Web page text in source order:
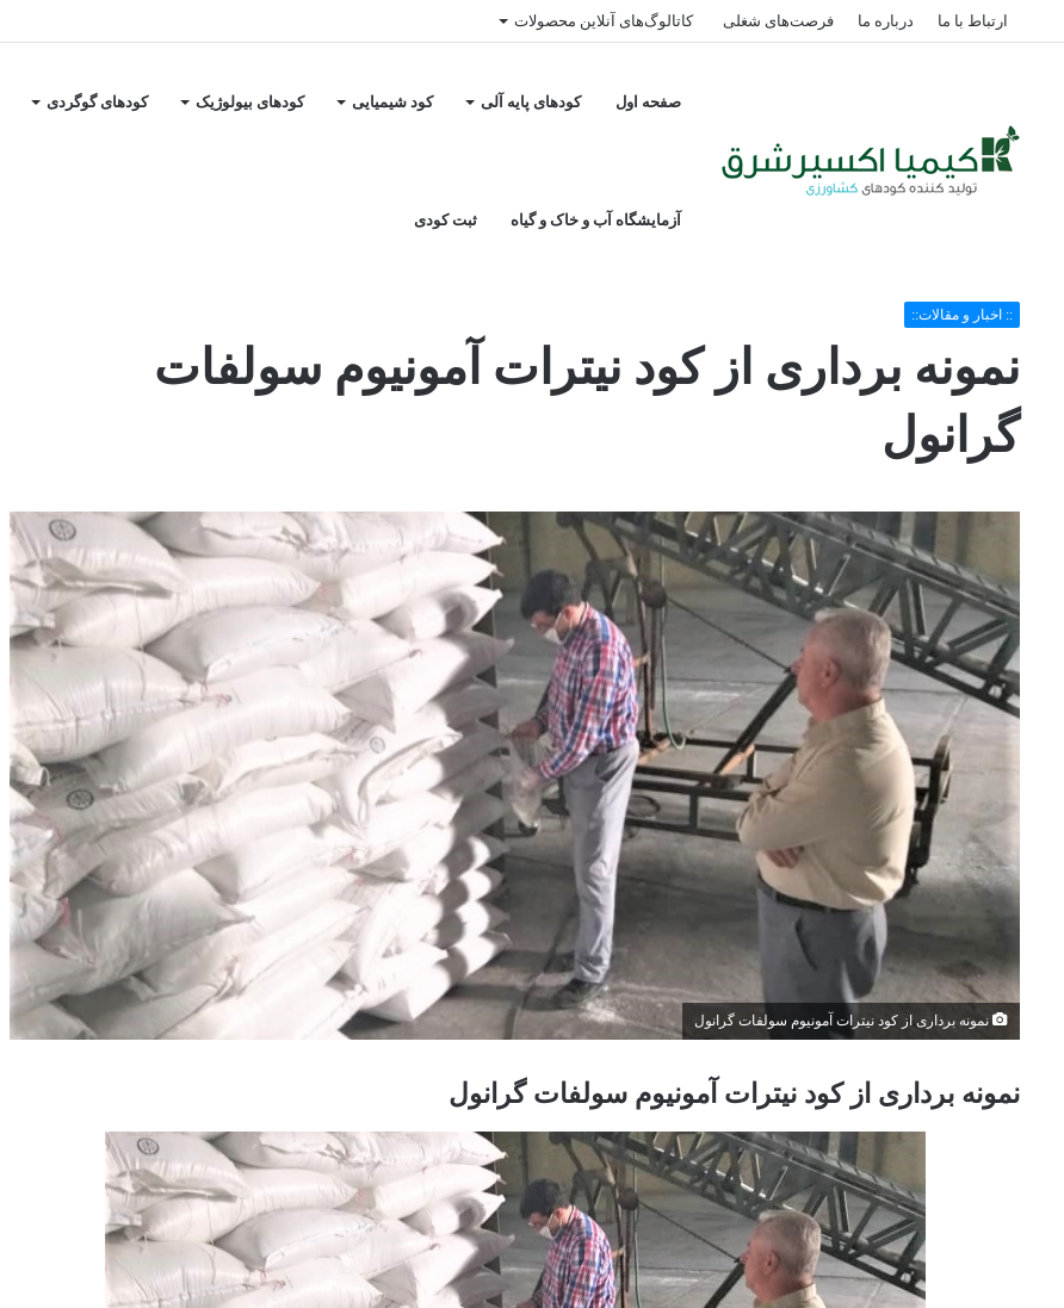
ارتباط با ما درباره ما فرصت‌های شغلی کاتالوگ‌های آنلاین محصولات
صفحه اول کودهای پایه آلی کود شیمیایی کودهای بیولوژیک کودهای گوگردی
آزمایشگاه آب و خاک و گیاه ثبت کودی
:: اخبار و مقالات::
نمونه برداری از کود نیترات آمونیوم سولفات
گرانول
نمونه برداری از کود نیترات آمونیوم سولفات گرانول
نمونه برداری از کود نیترات آمونیوم سولفات گرانول